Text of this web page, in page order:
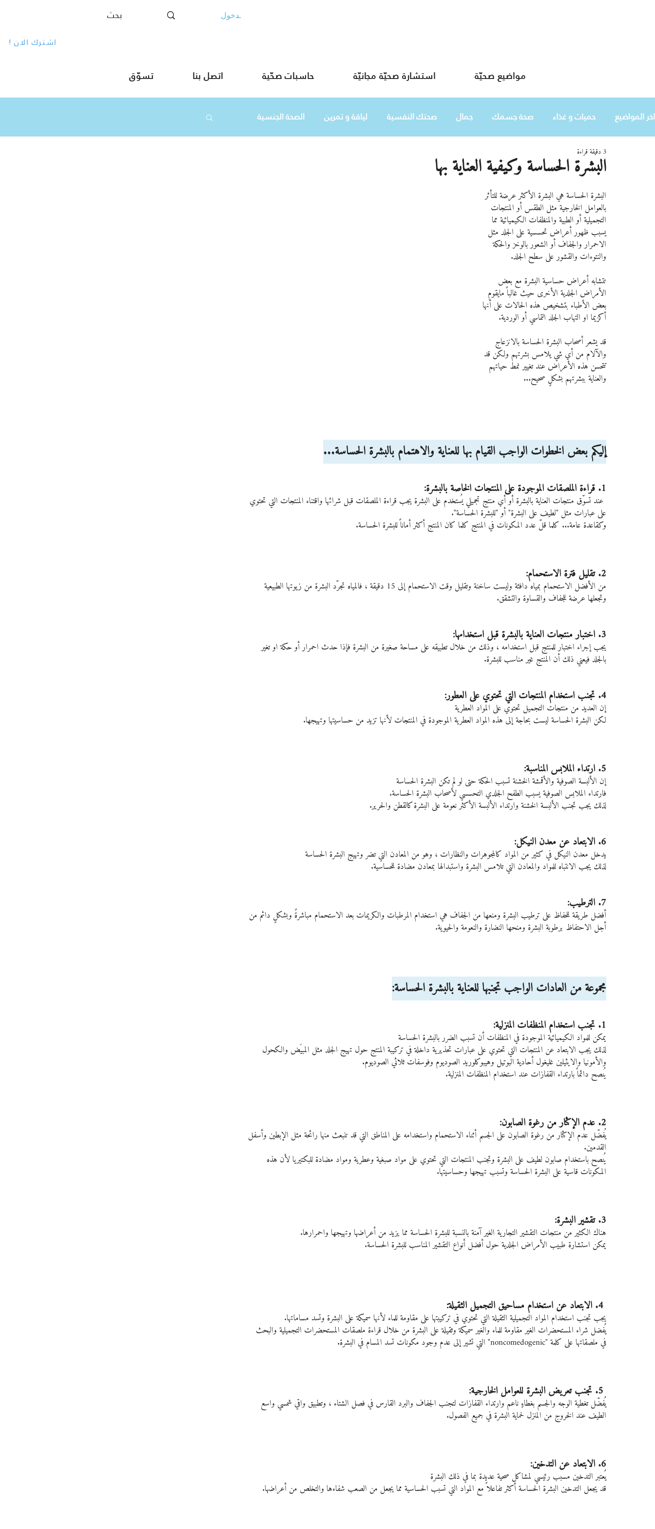
تسجيل الدخول
! اشترك الان
مواضيع صحيّة استشارة صحيّة مجانيّة حاسبات صحّية اتصل بنا تسوّق
اخر المواضيع حميات و غذاء صحة جسمك جمال صحتك النفسية لياقة و تمرين الصحة الجنسية
هي
البشرة الحساسة وكيفية العناية بها
3 دقيقة قراءة
البشرة الحساسة هي البشرة الأكثر عرضة للتأثر
بالعوامل الخارجية مثل الطقس أو المنتجات
التجميلية أو الطبية والمنظفات الكيميائية مما
يسبب ظهور أعراض تحسسية على الجلد مثل
الاحمرار والجفاف أو الشعور بالوخز والحكة
والنتوءات والقشور على سطح الجلد.
تتشابه أعراض حساسية البشرة مع بعض
الأمراض الجلدية الأخرى حيث غالباً مايقوم
بعض الأطباء بتشخيص هذه الحالات على أنها
أكزيما او التهاب الجلد التماسي أو الوردية.
قد يشعر أصحاب البشرة الحساسة بالانزعاج
والآلام من أي شي يلامس بشرتهم ولكن قد
تتحسن هذه الأعراض عند تغيير نمط حياتهم
والعناية ببشرتهم بشكلٍ صحيح...
إليكم بعض الخطوات الواجب القيام بها للعناية والاهتمام بالبشرة الحساسة...
1. قراءة الملصقات الموجودة على المنتجات الخاصة بالبشرة:
عند تسوّق منتجات العناية بالبشرة أو أي منتج تجميلي يُستخدم على البشرة يجب قراءة الملصقات قبل شرائها واقتناء المنتجات التي تحتوي
على عبارات مثل "لطيف على البشرة" أو "للبشرة الحساسة".
وكقاعدة عامة... كلما قلّ عدد المكونات في المنتج كلما كان المنتج أكثر أماناً للبشرة الحساسة.
2. تقليل فترة الاستحمام:
من الأفضل الاستحمام بمياه دافئة وليست ساخنة وتقليل وقت الاستحمام إلى 15 دقيقة ، فالمياه تجرّد البشرة من زيوتها الطبيعية
وتجعلها عرضة للجفاف والقساوة والتشقق.
3. اختبار منتجات العناية بالبشرة قبل استخدامها:
يجب إجراء اختبار للمنتج قبل استخدامه ، وذلك من خلال تطبيقه على مساحة صغيرة من البشرة فإذا حدث احمرار أو حكة او تغير
بالجلد فيعني ذلك أن المنتج غير مناسب للبشرة.
4. تجنب استخدام المنتجات التي تحتوي على العطور:
إن العديد من منتجات التجميل تحتوي على المواد العطرية
لكن البشرة الحساسة ليست بحاجة إلى هذه المواد العطرية الموجودة في المنتجات لأنها تزيد من حساسيتها وتهيجها.
5. ارتداء الملابس المناسبة:
إن الألبسة الصوفية والأقمشة الخشنة تسبب الحكة حتى لو لم تكن البشرة الحساسة
فارتداء الملابس الصوفية يسبب الطفح الجلدي التحسسي لأصحاب البشرة الحساسة.
لذلك يجب تجنب الألبسة الخشنة وارتداء الألبسة الأكثر نعومة على البشرة كالقطن والحرير.
6. الابتعاد عن معدن النيكل:
يدخل معدن النيكل في كثير من المواد كالمجوهرات والنظارات ، وهو من المعادن التي تضر وتهيج البشرة الحساسة
لذلك يجب الانتباه للمواد والمعادن التي تلامس البشرة واستبدالها بمعادن مضادة للحساسية.
7. الترطيب:
أفضل طريقة للحفاظ على ترطيب البشرة ومنعها من الجفاف هي استخدام المرطبات والكريمات بعد الاستحمام مباشرةً وبشكلٍ دائم من
أجل الاحتفاظ برطوبة البشرة ومنحها النضارة والنعومة والحيوية.
مجموعة من العادات الواجب تجنبها للعناية بالبشرة الحساسة:
1. تجنب استخدام المنظفات المنزلية:
يمكن للمواد الكيميائية الموجودة في المنظفات أن تسبب الضرر بالبشرة الحساسة
لذلك يجب الابتعاد عن المنتجات التي تحتوي على عبارات تحذيرية داخلة في تركيبة المنتج حول تهيج الجلد مثل المبيَض والكحول
والأمونيا والايثيلين غليغول أحادية البوتيل وهيبوكلوريد الصوديوم وفوسفات ثلاثي الصوديوم.
يُنصح دائماً بارتداء القفازات عند استخدام المنظفات المنزلية.
2. عدم الإكثار من رغوة الصابون:
يُفضّل عدم الإكثار من رغوة الصابون على الجسم أثناء الاستحمام واستخدامه على المناطق التي قد تنبعث منها رائحة مثل الإبطين وأسفل
القدمين.
يُنصح باستخدام صابون لطيف على البشرة وتجنب المنتجات التي تحتوي على مواد صبغية وعطرية ومواد مضادة للبكتيريا لأن هذه
المكونات قاسية على البشرة الحساسة وتسبب تهيجها وحساسيتها.
3. تقشير البشرة:
هناك الكثير من منتجات التقشير التجارية الغير آمنة بالنسبة للبشرة الحساسة مما يزيد من أعراضها وتهيجها واحمرارها.
يمكن استشارة طبيب الأمراض الجلدية حول أفضل أنواع التقشير المناسب للبشرة الحساسة.
يجب تجنب استخدام المواد التجميلية الثقيلة التي تحتوي في تركيبتها على مقاومة للماء لأنها سميكة على البشرة وتسد مساماتها.
يُفضل شراء المستحضرات الغير مقاومة للماء والغير سميكة وثقيلة على البشرة من خلال قراءة ملصقات المستحضرات التجميلية والبحث
في ملصقاتها على كلمة "noncomedogenic" التي تشير إلى عدم وجود مكونات تسد المسام في البشرة.
5. تجنب تعريض البشرة للعوامل الخارجية:
يُفضّل تغطية الوجه والجسم بغطاءٍ ناعم وارتداء القفازات لتجنب الجفاف والبرد القارس في فصل الشتاء ، وتطبيق واقي شمسي واسع
الطيف عند الخروج من المنزل لحماية البشرة في جميع الفصول.
6. الابتعاد عن التدخين:
يُعتبر التدخين مسبب رئيسي لمشاكل صحية عديدة بما في ذلك البشرة
قد يجعل التدخين البشرة الحساسة أكثر تفاعلاً مع المواد التي تسبب الحساسية مما يجعل من الصعب شفاءها والتخلص من أعراضها.